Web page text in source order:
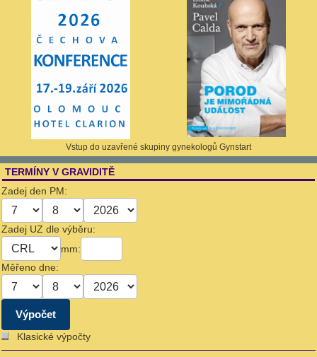
TERMÍNY V GRAVIDITĚ
Zadej den PM:
Zadej UZ dle výběru:
mm:
Měřeno dne:
Klasické výpočty
Vstup do uzavřené skupiny gynekologů Gynstart